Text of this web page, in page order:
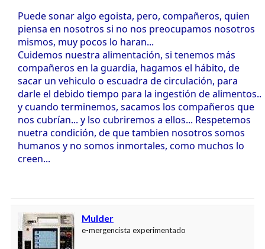
Puede sonar algo egoista, pero, compañeros, quien
piensa en nosotros si no nos preocupamos nosotros
mismos, muy pocos lo haran...
Cuidemos nuestra alimentación, si tenemos más
compañeros en la guardia, hagamos el hábito, de
sacar un vehiculo o escuadra de circulación, para
darle el debido tiempo para la ingestión de alimentos..
y cuando terminemos, sacamos los compañeros que
nos cubrían... y lso cubriremos a ellos... Respetemos
nuetra condición, de que tambien nosotros somos
humanos y no somos inmortales, como muchos lo
creen...
Mulder
e-mergencista experimentado